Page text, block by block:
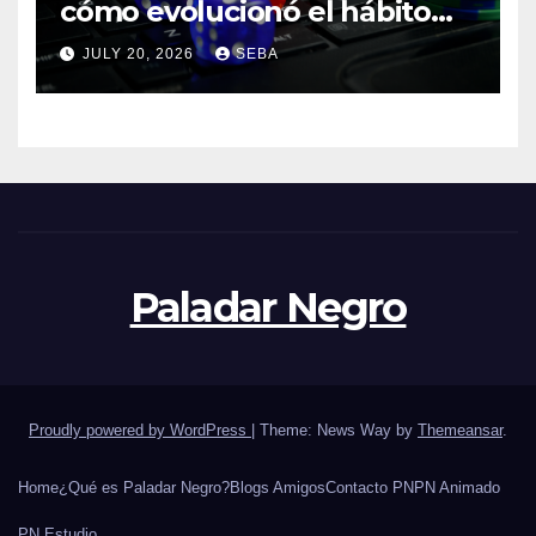
cómo evolucionó el hábito
del hincha en la era digital
JULY 20, 2026 SEBA
Paladar Negro
Proudly powered by WordPress | Theme: News Way by Themeansar.
Home¿Qué es Paladar Negro?Blogs AmigosContacto PN PN Animado